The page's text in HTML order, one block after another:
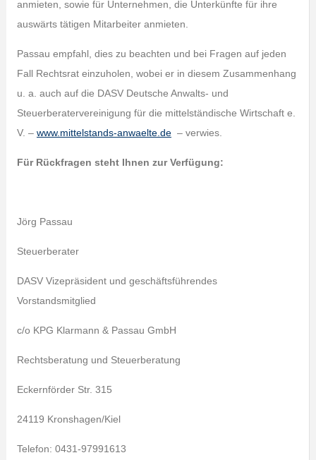
anmieten, sowie für Unternehmen, die Unterkünfte für ihre
auswärts tätigen Mitarbeiter anmieten.
Passau empfahl, dies zu beachten und bei Fragen auf jeden
Fall Rechtsrat einzuholen, wobei er in diesem Zusammenhang
u. a. auch auf die DASV Deutsche Anwalts- und
Steuerberatervereinigung für die mittelständische Wirtschaft e.
V. – www.mittelstands-anwaelte.de– verwies.
Für Rückfragen steht Ihnen zur Verfügung:
Jörg Passau
Steuerberater
DASV Vizepräsident und geschäftsführendes
Vorstandsmitglied
c/o KPG Klarmann & Passau GmbH
Rechtsberatung und Steuerberatung
Eckernförder Str. 315
24119 Kronshagen/Kiel
Telefon: 0431-97991613